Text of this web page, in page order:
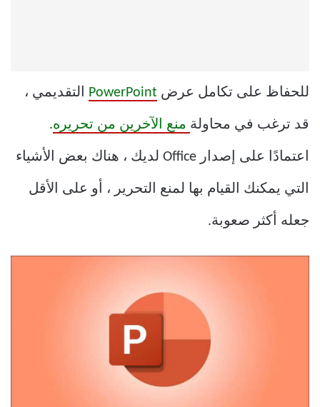
للحفاظ على تكامل عرض PowerPoint التقديمي ،
قد ترغب في محاولة منع الآخرين من تحريره.
اعتمادًا على إصدار Office لديك ، هناك بعض الأشياء
التي يمكنك القيام بها لمنع التحرير ، أو على الأقل
جعله أكثر صعوبة.